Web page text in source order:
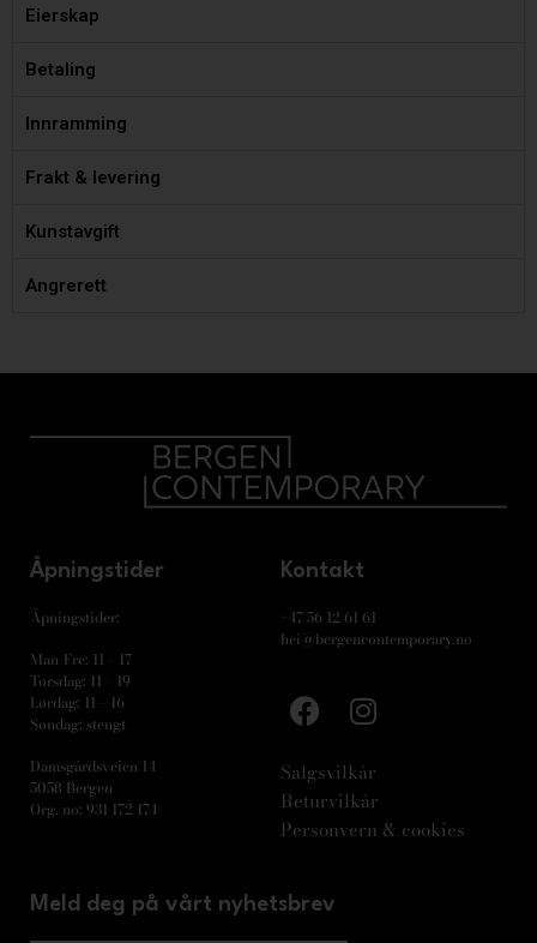
Eierskap
Betaling
Innramming
Frakt & levering
Kunstavgift
Angrerett
Åpningstider
Åpningstider:
Man-Fre: 11 – 17
Torsdag: 11 – 19
Lørdag: 11 – 16
Søndag: stengt
Damsgårdsveien 14
5058 Bergen
Org. no: 931 172 174
Kontakt
+47 56 12 61 61
hei@bergencontemporary.no
Salgsvilkår
Returvilkår
Personvern & cookies
Meld deg på vårt nyhetsbrev